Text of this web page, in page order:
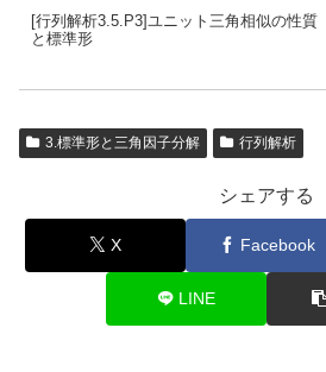
[行列解析3.5.P3]ユニット三角相似の性質
と標準形
3.標準形と三角因子分解 行列解析
シェアする
X Facebook
LINE